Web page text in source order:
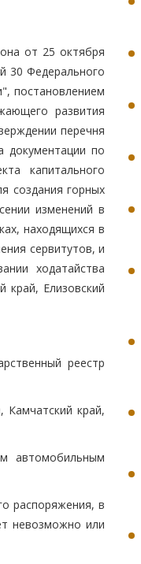
от 25 октября
30 Федерального
постановлением
развития
перечня
документации по
капитального
создания горных
изменений в
находящихся в
сервитутов, и
ходатайства
край, Елизовский
реестр
Камчатский край,
автомобильным
распоряжения, в
невозможно или